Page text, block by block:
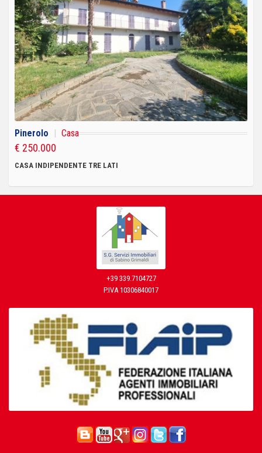
Pinerolo | Casa
€ 250.000
CASA INDIPENDENTE TRE LATI
+39 339.7104727
P.IVA 10306840017